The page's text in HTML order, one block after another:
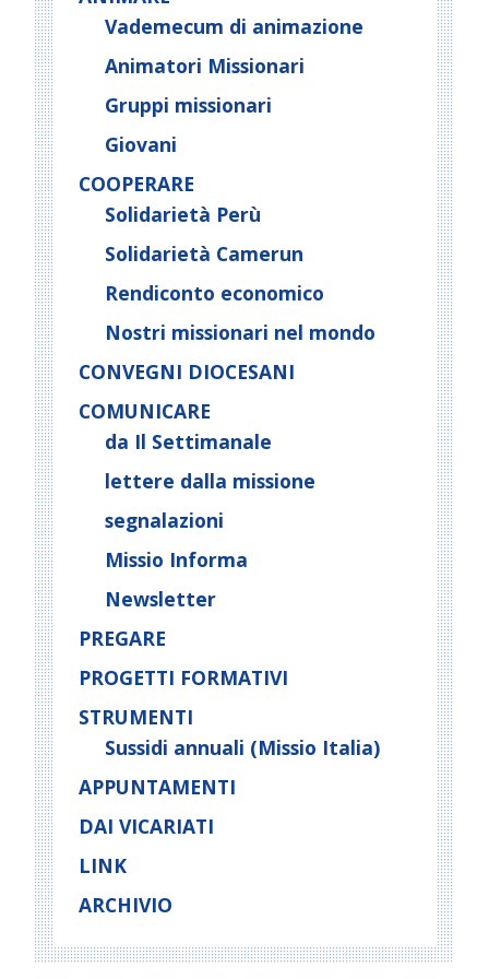
Vademecum di animazione
Animatori Missionari
Gruppi missionari
Giovani
COOPERARE
Solidarietà Perù
Solidarietà Camerun
Rendiconto economico
Nostri missionari nel mondo
CONVEGNI DIOCESANI
COMUNICARE
da Il Settimanale
lettere dalla missione
segnalazioni
Missio Informa
Newsletter
PREGARE
PROGETTI FORMATIVI
STRUMENTI
Sussidi annuali (Missio Italia)
APPUNTAMENTI
DAI VICARIATI
LINK
ARCHIVIO